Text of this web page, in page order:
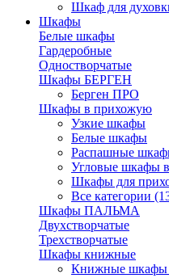
Шкаф для
Шкафы
Белые шкафы
Гардеробные
Одностворчатые
Шкафы БЕРГЕН
Берген ПРО
Шкафы в прихожую
Узкие шкафы
Белые шкафы
Распашные
Угловые шкафы
Шкафы для
Все категории
Шкафы ПАЛЬМА
Двухстворчатые
Трехстворчатые
Шкафы книжные
Книжные шкафы